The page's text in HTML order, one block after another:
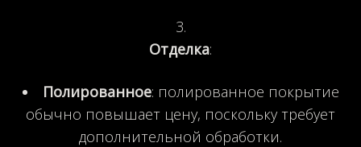
Отделка:
Полированное: полированное покрытие
обычно повышает цену, поскольку требует
дополнительной обработки.